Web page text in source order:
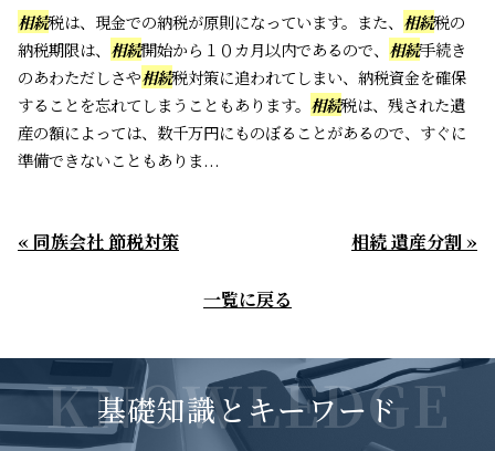
相続税は、現金での納税が原則になっています。また、 相続税の
納税期限は、 相続開始から１０カ月以内であるので、 相続手続き
のあわただしさや相続税対策に追われてしまい、納税資金を確保
することを忘れてしまうこともあります。 相続税は、残された遺
産の額によっては、数千万円にものぼることがあるので、すぐに
準備できないこともありま...
« 同族会社 節税対策 相続 遺産分割 »
一覧に戻る
KNOWLEDGE
基礎知識とキーワード